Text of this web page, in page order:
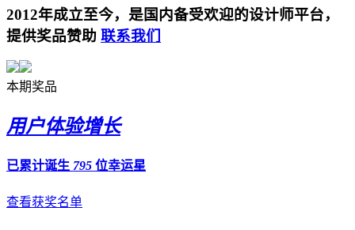
2012年成立至今，是国内备受欢迎的设计师平台，
提供奖品赞助 联系我们
本期奖品
用户体验增长
已累计诞生 795 位幸运星
查看获奖名单